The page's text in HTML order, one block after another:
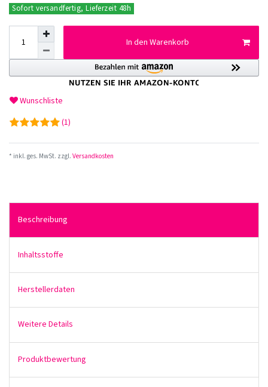
Sofort versandfertig, Lieferzeit 48h
In den Warenkorb
Wunschliste
(1)
* inkl. ges. MwSt. zzgl. Versandkosten
Beschreibung
Inhaltsstoffe
Herstellerdaten
Weitere Details
Produktbewertung